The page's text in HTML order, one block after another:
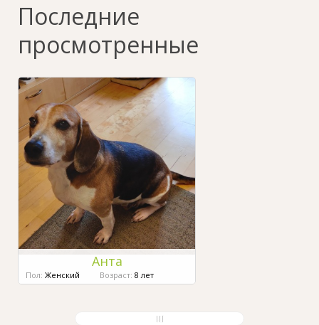
Последние
просмотренные
Анта
Пол: Женский Возраст: 8 лет